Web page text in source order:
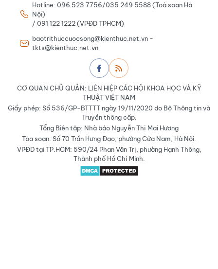
Hotline: 096 523 7756/035 249 5588 (Toà soạn Hà
Nội)
/ 091 122 1222 (VPĐD TPHCM)
baotrithuccuocsong@kienthuc.net.vn -
tkts@kienthuc.net.vn
CƠ QUAN CHỦ QUẢN: LIÊN HIỆP CÁC HỘI KHOA HỌC VÀ KỸ
THUẬT VIỆT NAM
Giấy phép: Số 536/GP-BTTTT ngày 19/11/2020 do Bộ Thông tin và
Truyền thông cấp.
Tổng Biên tập: Nhà báo Nguyễn Thị Mai Hương
Tòa soạn: Số 70 Trần Hưng Đạo, phường Cửa Nam, Hà Nội.
VPĐD tại TP.HCM: 590/24 Phan Văn Trị, phường Hạnh Thông,
Thành phố Hồ Chí Minh.